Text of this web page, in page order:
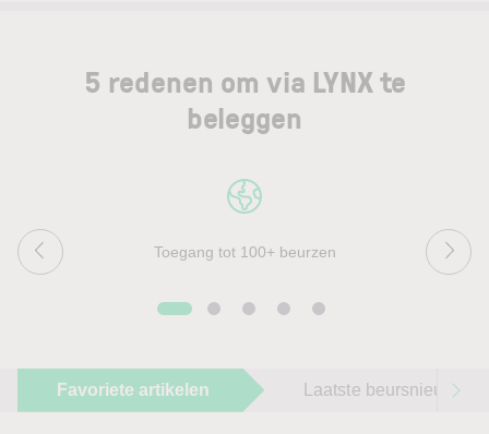
5 redenen om via LYNX te
beleggen
Toegang tot 100+ beurzen
Favoriete artikelen Laatste beursnieuws